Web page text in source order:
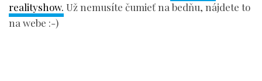
realityshow. Už nemusíte čumieť na bedňu, nájdete to
na webe :-)